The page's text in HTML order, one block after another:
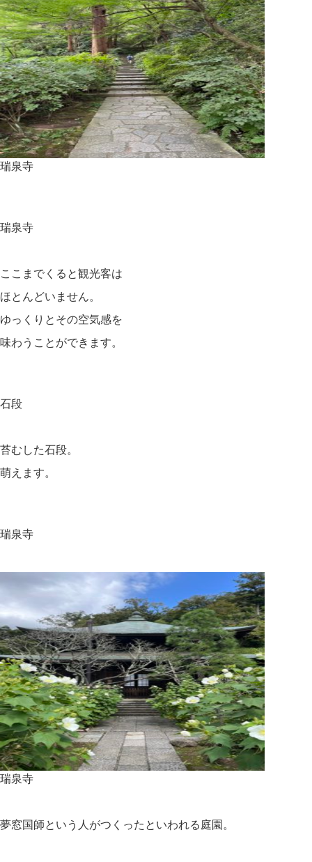
瑞泉寺
瑞泉寺
ここまでくると観光客は
ほとんどいません。
ゆっくりとその空気感を
味わうことができます。
石段
苔むした石段。
萌えます。
瑞泉寺
瑞泉寺
夢窓国師という人がつくったといわれる庭園。